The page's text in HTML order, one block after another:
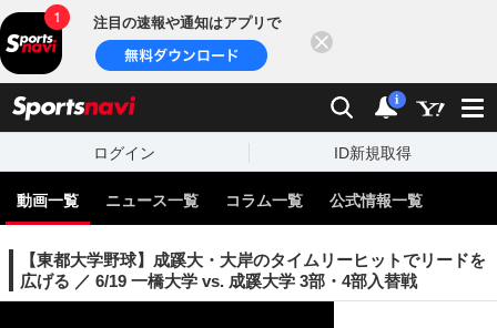
注目の速報や通知はアプリで
検索 通知
i
ログイン ID新規取得
動画一覧 ニュース一覧 コラム一覧 公式情報一覧
【東都大学野球】成蹊大・大岸のタイムリーヒットでリードを
広げる ／ 6/19 一橋大学 vs. 成蹊大学 3部・4部入替戦